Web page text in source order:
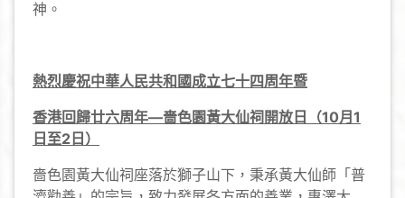
神。
熱烈慶祝中華人民共和國成立七十四周年暨
香港回歸廿六周年—嗇色園黃大仙祠開放日 （10月 1
日至2 日）
嗇色園黃大仙祠座落於獅子山下，秉承黃大仙師「普